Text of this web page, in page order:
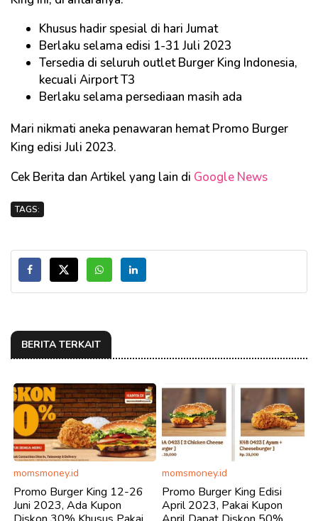
Khusus hadir spesial di hari Jumat
Berlaku selama edisi 1-31 Juli 2023
Tersedia di seluruh outlet Burger King Indonesia,
kecuali Airport T3
Berlaku selama persediaan masih ada
Mari nikmati aneka penawaran hemat Promo Burger
King edisi Juli 2023.
Cek Berita dan Artikel yang lain di Google News
TAGS:
BERITA TERKAIT
momsmoney.id
Promo Burger King 12-26
Juni 2023, Ada Kupon
momsmoney.id
Promo Burger King Edisi
April 2023, Pakai Kupon